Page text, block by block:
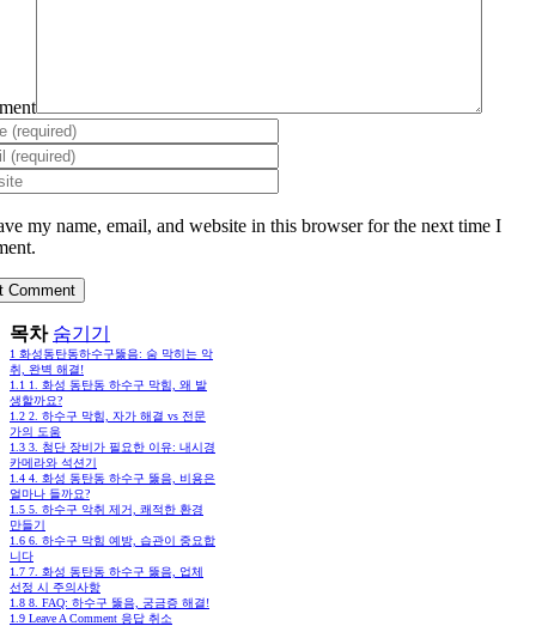
my name, email, and website in this browser for the next time I
목차 숨기기
1 화성동탄동하수구뚫음: 숨 막히는 악
취, 완벽 해결!
1.1 1. 화성 동탄동 하수구 막힘, 왜 발
생할까요?
1.2 2. 하수구 막힘, 자가 해결 vs 전문
가의 도움
1.3 3. 첨단 장비가 필요한 이유: 내시경
카메라와 석션기
1.4 4. 화성 동탄동 하수구 뚫음, 비용은
얼마나 들까요?
1.5 5. 하수구 악취 제거, 쾌적한 환경
만들기
1.6 6. 하수구 막힘 예방, 습관이 중요합
니다
1.7 7. 화성 동탄동 하수구 뚫음, 업체
선정 시 주의사항
1.8 8. FAQ: 하수구 뚫음, 궁금증 해결!
1.9 Leave A Comment 응답 취소